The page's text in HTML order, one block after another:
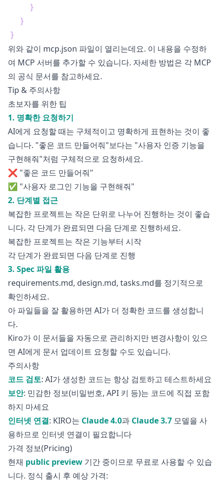
}
}
}
위와 같이 mcp.json 파일이 열리는데요. 이 내용을 수정하
여 MCP 서버를 추가할 수 있습니다. 자세한 방법은 각 MCP
의 공식 문서를 참고하세요.
Tip & 주의사항
초보자를 위한 팁
1. 명확한 요청하기
AI에게 요청할 때는 구체적이고 명확하게 표현하는 것이 좋
습니다. "좋은 코드 만들어줘"보다는 "사용자 인증 기능을
구현해줘"처럼 구체적으로 요청하세요.
❌ "좋은 코드 만들어줘"
✅ "사용자 로그인 기능을 구현해줘"
2. 단계별 접근
복잡한 프로젝트는 작은 단위로 나누어 진행하는 것이 좋습
니다. 각 단계가 완료되면 다음 단계로 진행하세요.
복잡한 프로젝트는 작은 기능부터 시작
각 단계가 완료되면 다음 단계로 진행
3. Spec 파일 활용
requirements.md, design.md, tasks.md를 정기적으로
확인하세요.
아 파일들을 잘 활용하면 AI가 더 정확한 코드를 생성합니
다.
Kiro가 이 문서들을 자동으로 관리하지만 변경사항이 있으
면 AI에게 문서 업데이트 요청할 수도 있습니다.
주의사항
코드 검토: AI가 생성한 코드는 항상 검토하고 테스트하세요
보안: 민감한 정보(비밀번호, API 키 등)는 코드에 직접 포함
하지 마세요
인터넷 연결: KIRO는 Claude 4.0과 Claude 3.7 모델을 사
용하므로 인터넷 연결이 필요합니다
가격 정보(Pricing)
현재 public preview 기간 중이므로 무료로 사용할 수 있습
니다. 정식 출시 후 예상 가격: